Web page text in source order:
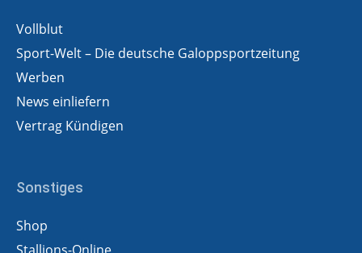
Vollblut
Sport-Welt – Die deutsche Galoppsportzeitung
Werben
News einliefern
Vertrag Kündigen
Sonstiges
Shop